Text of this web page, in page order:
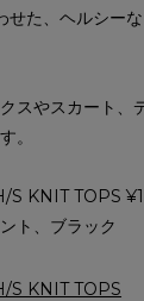
た、ヘルシー
スやスカート、
。
S KNIT TOPS
ト、ブラック
S KNIT TOPS